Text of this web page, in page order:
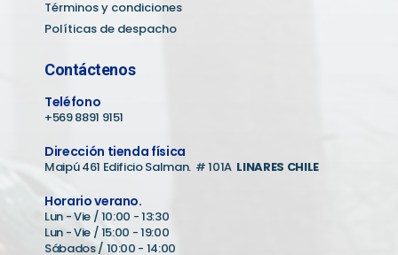
Términos y condiciones
Políticas de despacho
Contáctenos
Teléfono
+569 8891 9151
Dirección tienda física
Maipú 461 Edificio Salman. # 101A LINARES CHILE
Horario verano.
Lun - Vie / 10:00 - 13:30
Lun - Vie / 15:00 - 19:00
Sábados / 10:00 - 14:00